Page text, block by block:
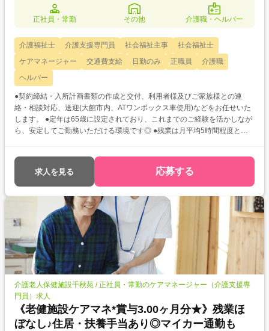
正社員・常勤 その他 介護職・ヘルパー
介護福祉士 介護支援専門員 社会福祉主事
社会福祉士
ケアマネージャー
交通費支給 日勤のみ 正職員
介護職
ヘルパー
●契約締結・入所計画書類の作成と交付、利用者様及びご家族様との連
絡・相談対応、送迎(大館市内、ATワンボックス車使用)などをお任せいた
します。 ●定年は65歳に設定されており、これまでのご経験を活かしなが
ら、安定してご勤務いただける環境です◎ ●残業は月平均5時間程度とほ
求人を見る 応募する
介護老人保健施設千秋苑 / 正社員・常勤のケアマネージャー（介護支援専
門員）求人
《老健施設ケアマネ*賞与3.00ヶ月分★》残業ほ
ぼなし♪住居・扶養手当あり◎マイカー通勤も